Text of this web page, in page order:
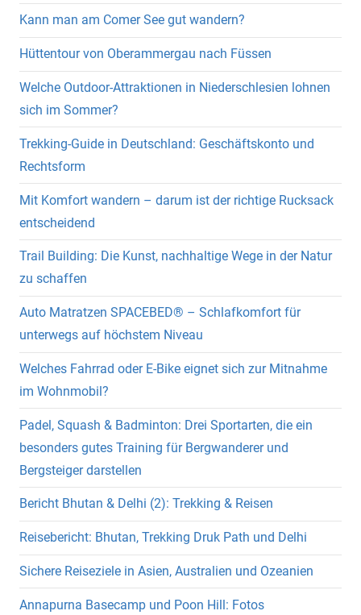
Kann man am Comer See gut wandern?
Hüttentour von Oberammergau nach Füssen
Welche Outdoor-Attraktionen in Niederschlesien lohnen
sich im Sommer?
Trekking-Guide in Deutschland: Geschäftskonto und
Rechtsform
Mit Komfort wandern – darum ist der richtige Rucksack
entscheidend
Trail Building: Die Kunst, nachhaltige Wege in der Natur
zu schaffen
Auto Matratzen SPACEBED® – Schlafkomfort für
unterwegs auf höchstem Niveau
Welches Fahrrad oder E-Bike eignet sich zur Mitnahme
im Wohnmobil?
Padel, Squash & Badminton: Drei Sportarten, die ein
besonders gutes Training für Bergwanderer und
Bergsteiger darstellen
Bericht Bhutan & Delhi (2): Trekking & Reisen
Reisebericht: Bhutan, Trekking Druk Path und Delhi
Sichere Reiseziele in Asien, Australien und Ozeanien
Annapurna Basecamp und Poon Hill: Fotos